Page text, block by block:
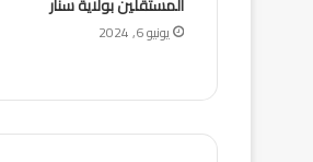
يونيو 6, 2024